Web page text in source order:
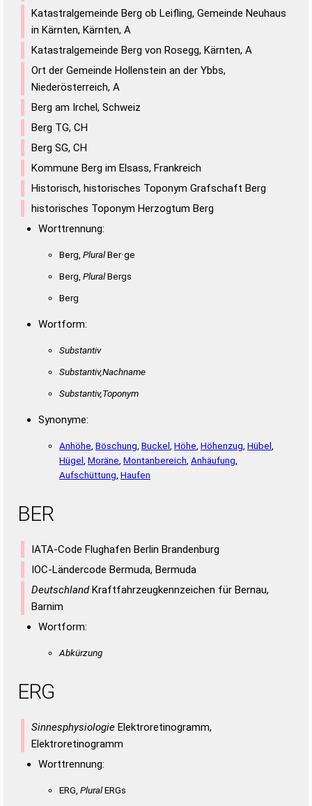
Katastralgemeinde Berg ob Leifling, Gemeinde Neuhaus
in Kärnten, Kärnten, A
Katastralgemeinde Berg von Rosegg, Kärnten, A
Ort der Gemeinde Hollenstein an der Ybbs,
Niederösterreich, A
Berg am Irchel, Schweiz
Berg TG, CH
Berg SG, CH
Kommune Berg im Elsass, Frankreich
Historisch, historisches Toponym Grafschaft Berg
historisches Toponym Herzogtum Berg
Worttrennung:
Berg, PluralBer·ge
Berg, PluralBergs
Berg
Wortform:
Substantiv
Substantiv,Nachname
Substantiv,Toponym
Synonyme:
Anhöhe Böschung Buckel Höhe Höhenzug Hübel
Hügel Moräne Montanbereich Anhäufung
Aufschüttung Haufen
BER
IATA-Code Flughafen Berlin Brandenburg
IOC-Ländercode Bermuda, Bermuda
DeutschlandKraftfahrzeugkennzeichen für Bernau,
Barnim
Wortform:
Abkürzung
ERG
Sinnesphysiologie Elektroretinogramm,
Elektroretinogramm
Worttrennung:
ERG, PluralERGs